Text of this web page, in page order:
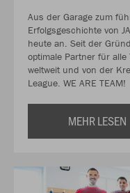
Aus der Garage zum
Erfolgsgeschichte von
heute an. Seit der
optimale Partner für
weltweit und von der
League. WE ARE TEAM!
MEHR LESEN